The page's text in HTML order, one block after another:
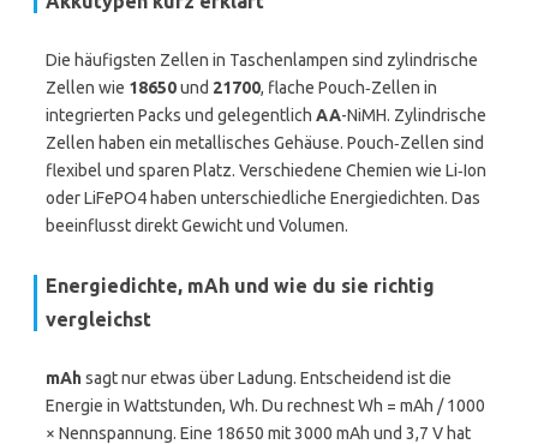
Die häufigsten Zellen in Taschenlampen sind zylindrische
Zellen wie 18650und 21700, flache Pouch‑Zellen in
integrierten Packs und gelegentlich AA-NiMH. Zylindrische
Zellen haben ein metallisches Gehäuse. Pouch‑Zellen sind
flexibel und sparen Platz. Verschiedene Chemien wie Li‑Ion
oder LiFePO4 haben unterschiedliche Energiedichten. Das
beeinflusst direkt Gewicht und Volumen.
Energiedichte, mAh und wie du sie richtig
vergleichst
mAhsagt nur etwas über Ladung. Entscheidend ist die
Energie in Wattstunden, Wh. Du rechnest Wh = mAh / 1000
× Nennspannung. Eine 18650 mit 3000 mAh und 3,7 V hat